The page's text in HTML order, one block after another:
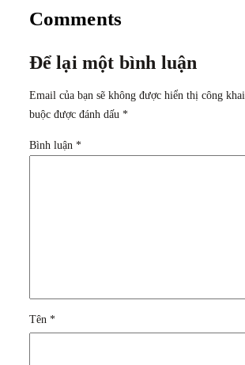
Comments
Để lại một bình luận
Email của bạn sẽ không được hiển thị công khai.
buộc được đánh dấu *
Bình luận *
Tên *